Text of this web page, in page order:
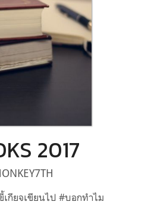
2017
กียจเขียนไป #บอกทำไม